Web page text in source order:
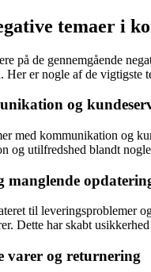
temaer i
på de gennemgående
Her er nogle af de vigtigste
og
med kommunikation og
og utilfredshed blandt
manglende
til leveringsproblemer
Dette har skabt
varer og returnering